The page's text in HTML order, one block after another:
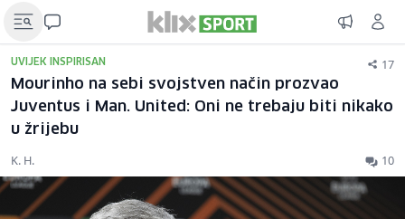
UVIJEK INSPIRISAN 17
Mourinho na sebi svojstven način prozvao
Juventus i Man. United: Oni ne trebaju biti nikako
u žrijebu
K. H. 10